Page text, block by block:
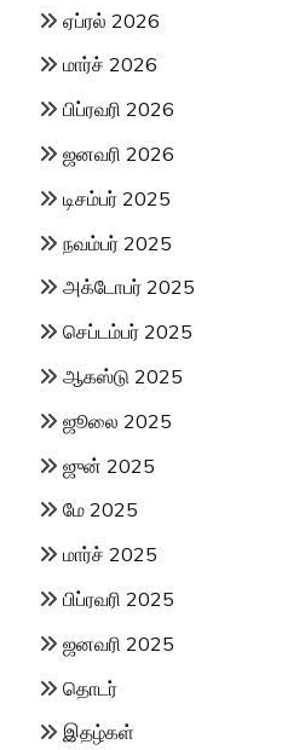
ஏப்ரல் 2026
மார்ச் 2026
பிப்ரவரி 2026
ஜனவரி 2026
டிசம்பர் 2025
நவம்பர் 2025
அக்டோபர் 2025
செப்டம்பர் 2025
ஆகஸ்டு 2025
ஜூலை 2025
ஜுன் 2025
மே 2025
மார்ச் 2025
பிப்ரவரி 2025
ஜனவரி 2025
தொடர்
இதழ்கள்